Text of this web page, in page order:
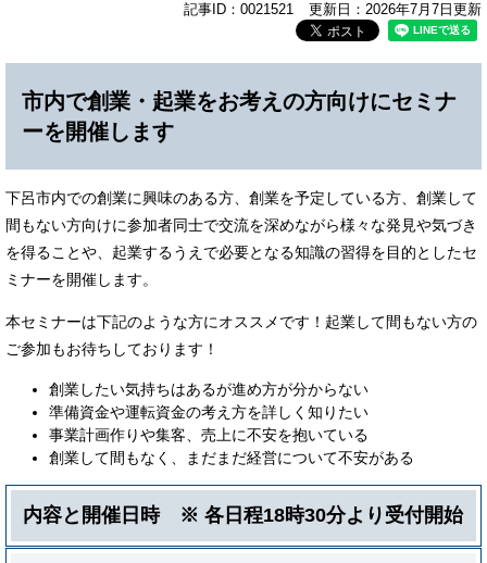
記事ID：0021521 更新日：2026年7月7日更新
市内で創業・起業をお考えの方向けにセミナ
ーを開催します
下呂市内での創業に興味のある方、創業を予定している方、創業して
間もない方向けに参加者同士で交流を深めながら様々な発見や気づき
を得ることや、起業するうえで必要となる知識の習得を目的としたセ
ミナーを開催します。
本セミナーは下記のような方にオススメです！起業して間もない方の
ご参加もお待ちしております！
創業したい気持ちはあるが進め方が分からない
準備資金や運転資金の考え方を詳しく知りたい
事業計画作りや集客、売上に不安を抱いている
創業して間もなく、まだまだ経営について不安がある
内容と開催日時 ※ 各日程18時30分より受付開始